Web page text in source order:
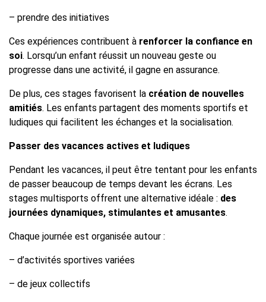
– prendre des initiatives
Ces expériences contribuent à renforcer la confiance en
soi. Lorsqu’un enfant réussit un nouveau geste ou
progresse dans une activité, il gagne en assurance.
De plus, ces stages favorisent la création de nouvelles
amitiés. Les enfants partagent des moments sportifs et
ludiques qui facilitent les échanges et la socialisation.
Passer des vacances actives et ludiques
Pendant les vacances, il peut être tentant pour les enfants
de passer beaucoup de temps devant les écrans. Les
stages multisports offrent une alternative idéale : des
journées dynamiques, stimulantes et amusantes.
Chaque journée est organisée autour :
– d’activités sportives variées
– de jeux collectifs